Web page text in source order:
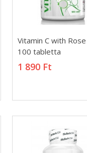
Vitamin C with Rose
100 tabletta
1 890 Ft
Vitamin C with
100 tabletta
1 890 Ft